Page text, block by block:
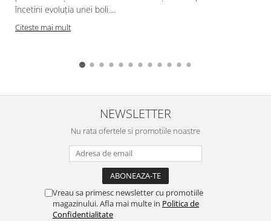
încetini evoluția unei boli....
Citeste mai mult
NEWSLETTER
Nu rata ofertele si promotiile noastre
Vreau sa primesc newsletter cu promotiile
magazinului. Afla mai multe in Politica de
Confidentialitate